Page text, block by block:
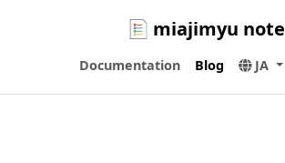
miajimyu note
Documentation Blog JA